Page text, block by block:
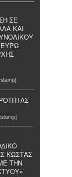
ΣΕ
ΚΑΙ
ΕΥΡΩ
ΚΩΣΤΑΣ
ΤΗΝ